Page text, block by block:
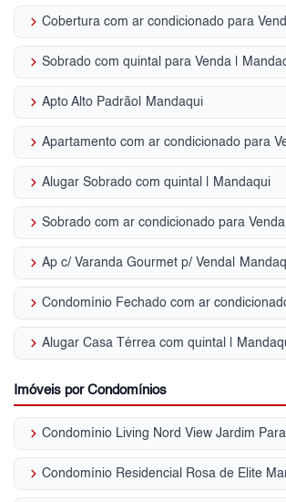
keyboard_arrow_right
keyboard_arrow_right Sobrado com quintal para Venda |
keyboard_arrow_right Apto Alto Padrão| Mandaqui
keyboard_arrow_right
keyboard_arrow_right Alugar Sobrado com quintal | Mandaqui
keyboard_arrow_right
keyboard_arrow_right Ap c/ Varanda Gourmet p/ Venda|
keyboard_arrow_right
keyboard_arrow_right Alugar Casa Térrea com quintal |
Imóveis por Condomínios
keyboard_arrow_right Condomínio Living Nord View Jardim
keyboard_arrow_right Condomínio Residencial Rosa de Elite